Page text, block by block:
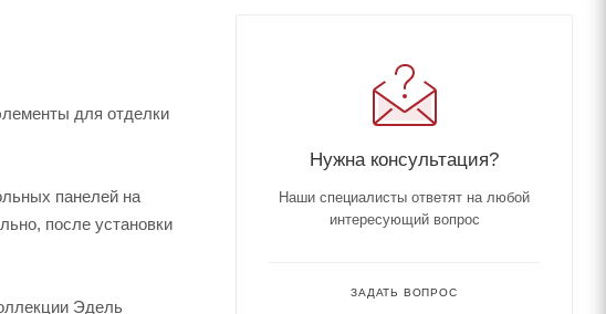
для отделки
панелей на
после установки
Эдель
Нужна консультация?
Наши специалисты ответят на любой
интересующий вопрос
ЗАДАТЬ ВОПРОС